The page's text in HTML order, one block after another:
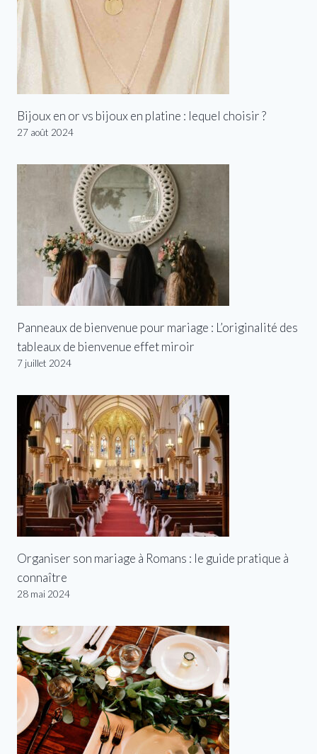
Bijoux en or vs bijoux en platine : lequel choisir ?
27 août 2024
Panneaux de bienvenue pour mariage : L’originalité des
tableaux de bienvenue effet miroir
7 juillet 2024
Organiser son mariage à Romans : le guide pratique à
connaître
28 mai 2024